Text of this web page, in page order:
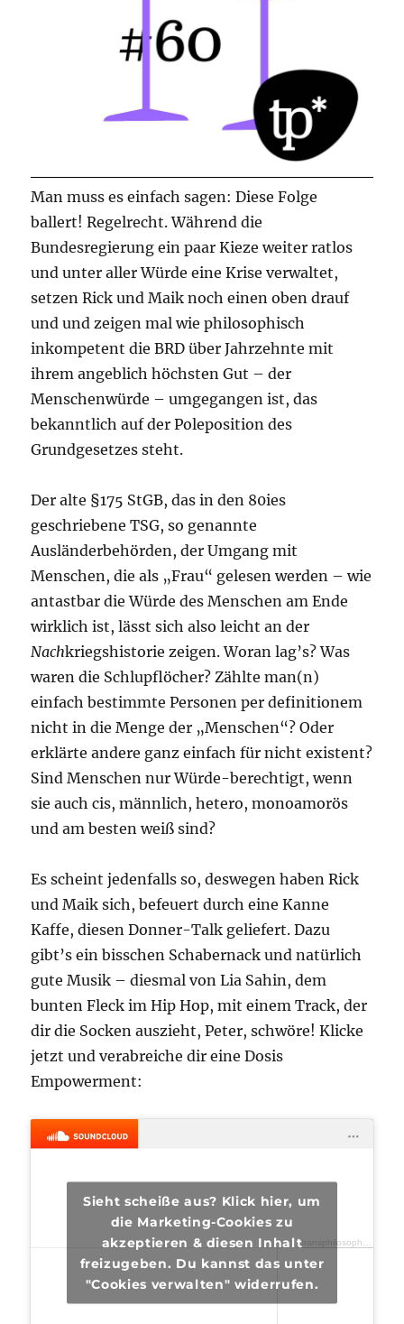
Man muss es einfach sagen: Diese Folge
ballert! Regelrecht. Während die
Bundesregierung ein paar Kieze weiter ratlos
und unter aller Würde eine Krise verwaltet,
setzen Rick und Maik noch einen oben drauf
und und zeigen mal wie philosophisch
inkompetent die BRD über Jahrzehnte mit
ihrem angeblich höchsten Gut – der
Menschenwürde – umgegangen ist, das
bekanntlich auf der Poleposition des
Grundgesetzes steht.
Der alte §175 StGB, das in den 80ies
geschriebene TSG, so genannte
Ausländerbehörden, der Umgang mit
Menschen, die als „Frau“ gelesen werden – wie
antastbar die Würde des Menschen am Ende
wirklich ist, lässt sich also leicht an der
Nachkriegshistorie zeigen. Woran lag’s? Was
waren die Schlupflöcher? Zählte man(n)
einfach bestimmte Personen per definitionem
nicht in die Menge der „Menschen“? Oder
erklärte andere ganz einfach für nicht existent?
Sind Menschen nur Würde-berechtigt, wenn
sie auch cis, männlich, hetero, monoamorös
und am besten weiß sind?
Es scheint jedenfalls so, deswegen haben Rick
und Maik sich, befeuert durch eine Kanne
Kaffe, diesen Donner-Talk geliefert. Dazu
gibt’s ein bisschen Schabernack und natürlich
gute Musik – diesmal von Lia Sahin, dem
bunten Fleck im Hip Hop, mit einem Track, der
dir die Socken auszieht, Peter, schwöre! Klicke
jetzt und verabreiche dir eine Dosis
Empowerment:
Sieht scheiße aus? Klick hier, um
die Marketing-Cookies zu
akzeptieren & diesen Inhalt
freizugeben. Du kannst das unter
"Cookies verwalten" widerrufen.